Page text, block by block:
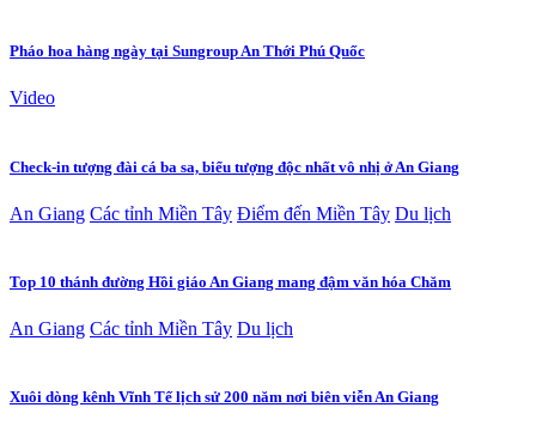
Pháo hoa hàng ngày tại Sungroup An Thới Phú Quốc
Video
Check-in tượng đài cá ba sa, biểu tượng độc nhất vô nhị ở An Giang
An Giang Các tỉnh Miền Tây Điểm đến Miền Tây Du lịch
Top 10 thánh đường Hồi giáo An Giang mang đậm văn hóa Chăm
An Giang Các tỉnh Miền Tây Du lịch
Xuôi dòng kênh Vĩnh Tế lịch sử 200 năm nơi biên viễn An Giang